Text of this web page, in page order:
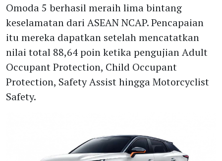
Omoda 5 berhasil meraih lima bintang
keselamatan dari ASEAN NCAP. Pencapaian
itu mereka dapatkan setelah mencatatkan
nilai total 88,64 poin ketika pengujian Adult
Occupant Protection, Child Occupant
Protection, Safety Assist hingga Motorcyclist
Safety.